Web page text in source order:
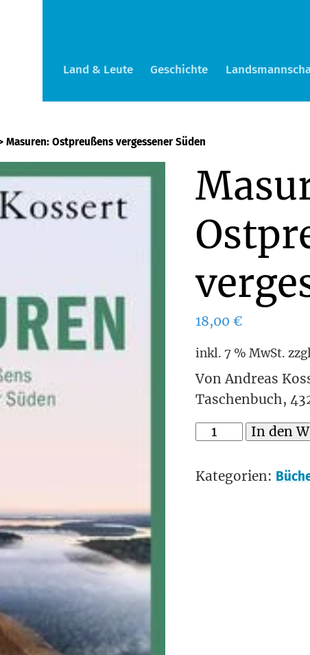
Land & Leute Geschichte
Masuren: Ostpreußens vergessener Süden
18,00€
inkl. 7 % MwSt.
Von Andreas
Taschenbuch,
In den
Kategorien: